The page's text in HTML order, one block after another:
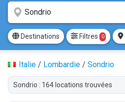
Destinations Filtres 0
Italie / Lombardie / Sondrio
Sondrio : 164 locations trouvées